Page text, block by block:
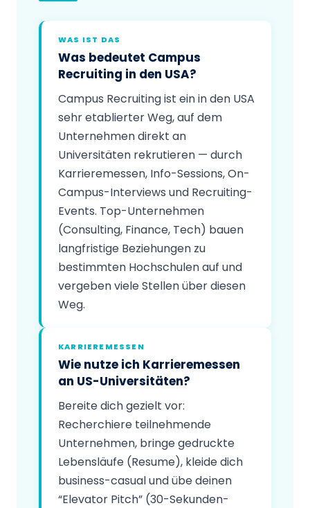
WAS IST DAS
Was bedeutet Campus
Recruiting in den USA?
Campus Recruiting ist ein in den USA
sehr etablierter Weg, auf dem
Unternehmen direkt an
Universitäten rekrutieren — durch
Karrieremessen, Info-Sessions, On-
Campus-Interviews und Recruiting-
Events. Top-Unternehmen
(Consulting, Finance, Tech) bauen
langfristige Beziehungen zu
bestimmten Hochschulen auf und
vergeben viele Stellen über diesen
Weg.
KARRIEREMESSEN
Wie nutze ich Karrieremessen
an US-Universitäten?
Bereite dich gezielt vor:
Recherchiere teilnehmende
Unternehmen, bringe gedruckte
Lebensläufe (Resume), kleide dich
business-casual und übe deinen
“Elevator Pitch” (30-Sekunden-